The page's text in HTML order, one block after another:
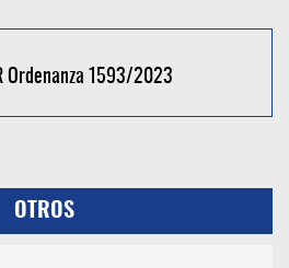
Ordenanza 1593/2023
OTROS